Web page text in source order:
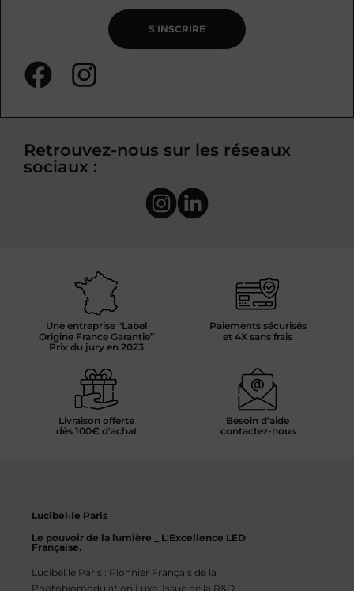
S'INSCRIRE
Retrouvez-nous sur les réseaux
sociaux :
Une entreprise “Label
Origine France Garantie”
Prix du jury en 2023
Paiements sécurisés
et 4X sans frais
Livraison offerte
dès 100€ d'achat
Besoin d’aide
contactez-nous
Lucibel·le Paris
Le pouvoir de la lumière _ L'Excellence LED
Française.
Lucibel.le Paris : Pionnier Français de la
Photobiomodulation Luxe. Issue de la R&D